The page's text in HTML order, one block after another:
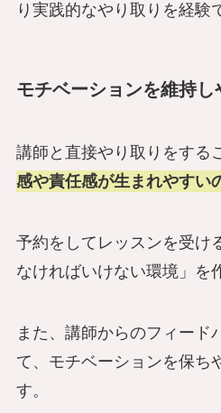
り実践的なやり取りを経験
モチベーションを維持し
講師と直接やり取りをする
感や責任感が生まれやすい
予約をしてレッスンを受け
なければいけない環境」を
また、講師からのフィード
て、モチベーションを保ち
す。